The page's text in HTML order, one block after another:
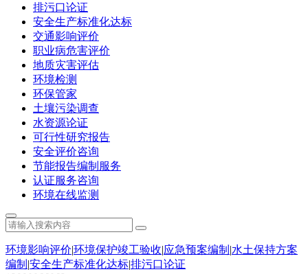
排污口论证
安全生产标准化达标
交通影响评价
职业病危害评价
地质灾害评估
环境检测
环保管家
土壤污染调查
水资源论证
可行性研究报告
安全评价咨询
节能报告编制服务
认证服务咨询
环境在线监测
环境影响评价|环境保护竣工验收|应急预案编制 |水土保持方案
编制 |安全生产标准化达标|排污口论证